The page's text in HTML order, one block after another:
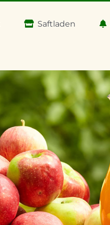
Saftladen